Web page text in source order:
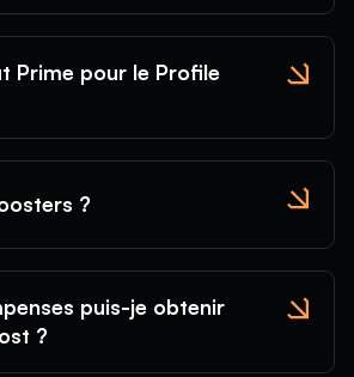
Prime pour le Profile
?
puis-je obtenir
?